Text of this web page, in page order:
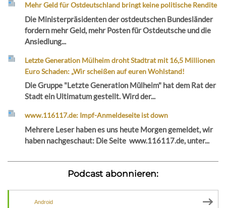
Mehr Geld für Ostdeutschland bringt keine politische Rendite
Die Ministerpräsidenten der ostdeutschen Bundesländer
fordern mehr Geld, mehr Posten für Ostdeutsche und die
Ansiedlung...
Letzte Generation Mülheim droht Stadtrat mit 16,5 Millionen
Euro Schaden: „Wir scheißen auf euren Wohlstand!
Die Gruppe "Letzte Generation Mülheim" hat dem Rat der
Stadt ein Ultimatum gestellt. Wird der...
www.116117.de: Impf-Anmeldeseite ist down
Mehrere Leser haben es uns heute Morgen gemeldet, wir
haben nachgeschaut: Die Seite www.116117.de, unter...
Podcast abonnieren:
Android